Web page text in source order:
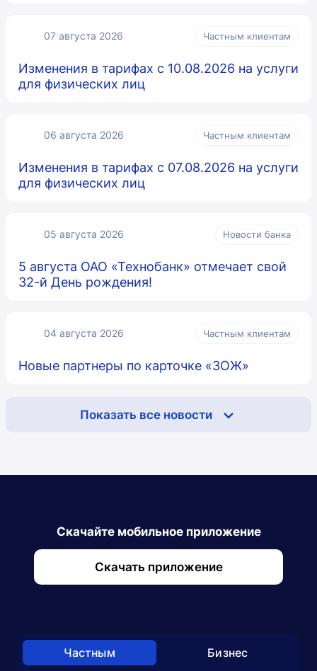
07 августа 2026 Частным клиентам
Изменения в тарифах с 10.08.2026 на услуги
для физических лиц
06 августа 2026 Частным клиентам
Изменения в тарифах с 07.08.2026 на услуги
для физических лиц
05 августа 2026 Новости банка
5 августа ОАО «Технобанк» отмечает свой
32-й День рождения!
04 августа 2026 Частным клиентам
Новые партнеры по карточке «ЗОЖ»
Показать все новости
Скачайте мобильное приложение
Скачать приложение
Частным Бизнес